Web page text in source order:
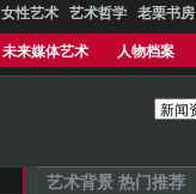
女性艺术 艺术哲学 老栗书房
未来媒体艺术 人物档案
艺术背景 热门推荐